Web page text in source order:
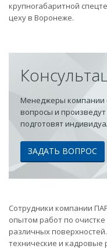
крупногабаритной
цеху в Воронеже.
Менеджеры компании
вопросы и произведут
подготовят
ЗАДАТЬ ВОПРОС
Сотрудники компании
опытом работ по
различных
технические и кадровые